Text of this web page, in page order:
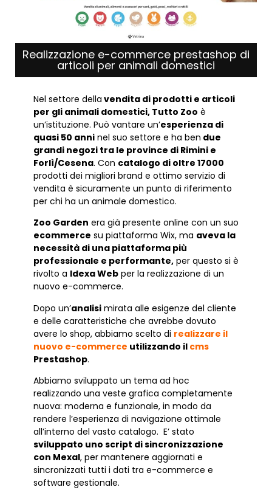
Realizzazione e-commerce prestashop di
articoli per animali domestici
Nel settore della vendita di prodotti e articoli
per gli animali domestici, Tutto Zoo è
un’istituzione. Può vantare un’esperienza di
quasi 50 anninel suo settore e ha ben due
grandi negozi tra le province di Rimini e
Forlì/Cesena. Con catalogo di oltre 17000
prodotti dei migliori brand e ottimo servizio di
vendita è sicuramente un punto di riferimento
per chi ha un animale domestico.
Zoo Garden era già presente online con un suo
ecommerce su piattaforma Wix, ma aveva la
necessità di una piattaforma più
professionale e performante,per questo si è
rivolto a Idexa Webper la realizzazione di un
nuovo e-commerce.
Dopo un’analisimirata alle esigenze del cliente
e delle caratteristiche che avrebbe dovuto
avere lo shop, abbiamo scelto di realizzare il
nuovo e-commerce utilizzando il cms
Prestashop.
Abbiamo sviluppato un tema ad hoc
realizzando una veste grafica completamente
nuova: moderna e funzionale, in modo da
rendere l’esperienza di navigazione ottimale
all’interno del vasto catalogo. E’ stato
sviluppato uno script di sincronizzazione
con Mexal, per mantenere aggiornati e
sincronizzati tutti i dati tra e-commerce e
software gestionale.